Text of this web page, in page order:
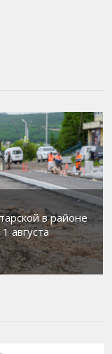
в районе
августа